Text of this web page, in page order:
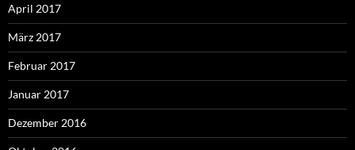
April 2017
März 2017
Februar 2017
Januar 2017
Dezember 2016